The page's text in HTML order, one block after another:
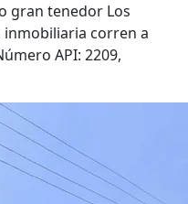
gran tenedor Los
corren a
API: 2209,